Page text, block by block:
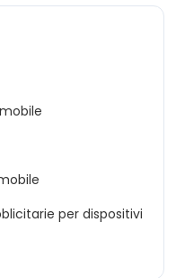
per dispositivi